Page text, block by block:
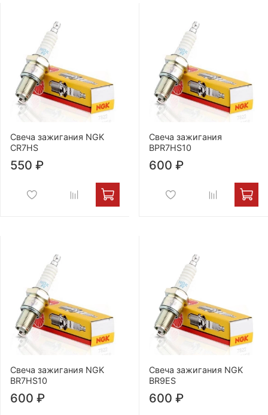
Свеча зажигания NGK
CR7HS
550 ₽
Свеча зажигания
BPR7HS10
600 ₽
Свеча зажигания NGK
BR7HS10
600 ₽
Свеча зажигания NGK
BR9ES
600 ₽